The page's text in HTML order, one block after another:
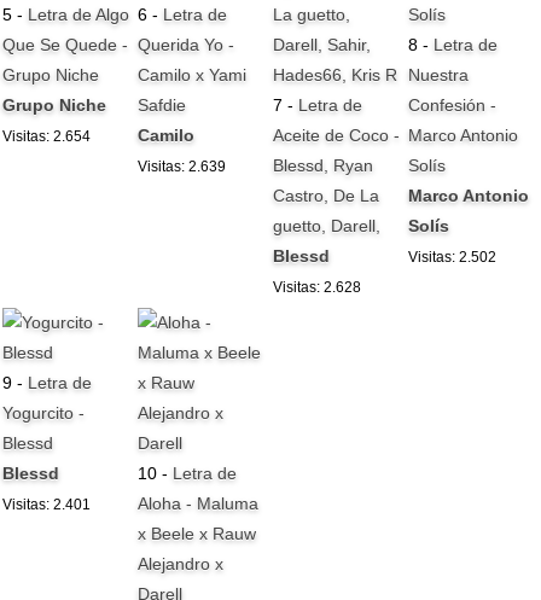
5 - Letra de Algo
Que Se Quede -
Grupo Niche
Grupo Niche
Visitas: 2.654
6 - Letra de
Querida Yo -
Camilo x Yami
Safdie
Camilo
Visitas: 2.639
7 - Letra de
Aceite de Coco -
Blessd, Ryan
Castro, De La
guetto, Darell,
Blessd
Visitas: 2.628
8 - Letra de
Nuestra
Confesión -
Marco Antonio
Solís
Marco Antonio
Solís
Visitas: 2.502
9 - Letra de
Yogurcito -
Blessd
Blessd
Visitas: 2.401
10 - Letra de
Aloha - Maluma
x Beele x Rauw
Alejandro x
Darell